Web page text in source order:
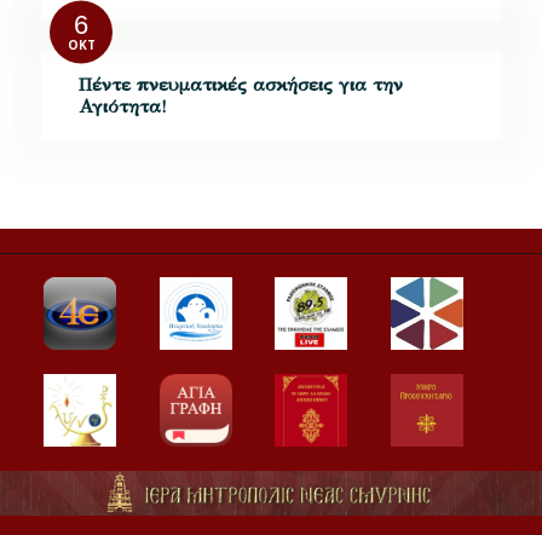
6
ΟΚΤ
Πέντε πνευματικές ασκήσεις για την
Αγιότητα!